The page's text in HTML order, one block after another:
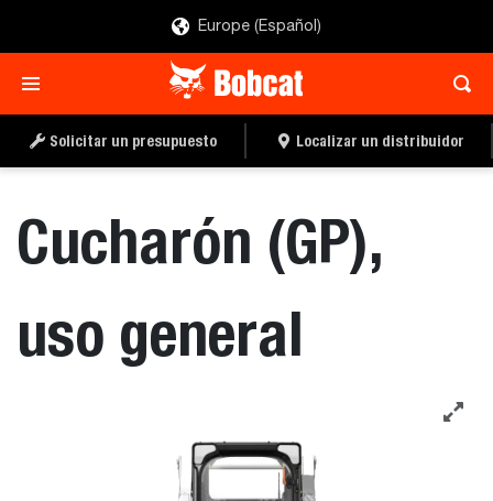
Europe (Español)
Solicitar un presupuesto Localizar un distribuidor
Cucharón (GP),
uso general
LOCALIZAR UN